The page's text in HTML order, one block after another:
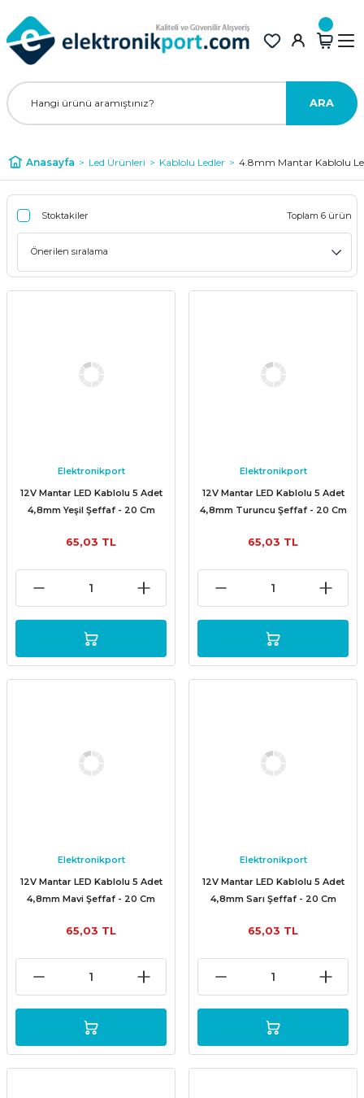
ARA
Anasayfa Led Ürünleri Kablolu Ledler 4.8mm Mantar Kablolu
Stoktakiler Toplam 6 ürün
Elektronikport
12V Mantar LED Kablolu 5 Adet
4,8mm Yeşil Şeffaf - 20 Cm
65,03 TL
Elektronikport
12V Mantar LED Kablolu 5 Adet
4,8mm Turuncu Şeffaf - 20 Cm
65,03 TL
Elektronikport
12V Mantar LED Kablolu 5 Adet
4,8mm Mavi Şeffaf - 20 Cm
65,03 TL
Elektronikport
12V Mantar LED Kablolu 5 Adet
4,8mm Sarı Şeffaf - 20 Cm
65,03 TL